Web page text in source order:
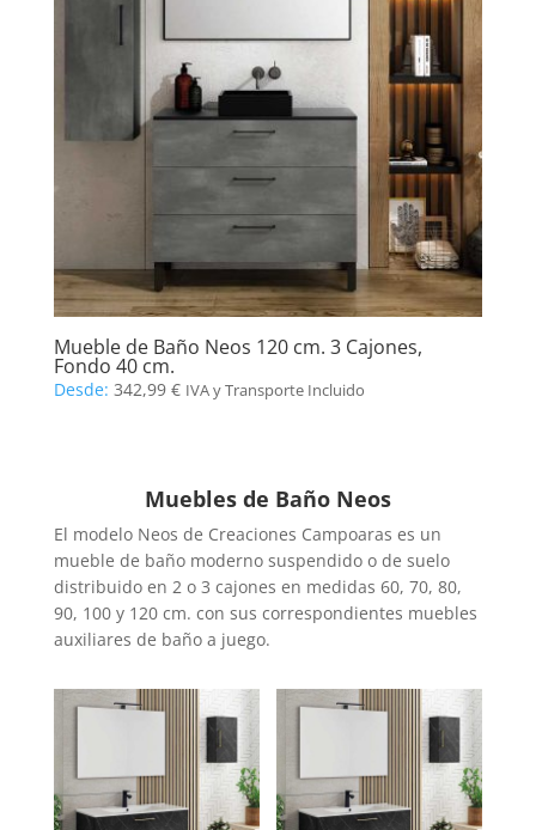
Mueble de Baño Neos 120 cm. 3 Cajones,
Fondo 40 cm.
Desde: 342,99 € IVA y Transporte Incluido
Muebles de Baño Neos
El modelo Neos de Creaciones Campoaras es un
mueble de baño moderno suspendido o de suelo
distribuido en 2 o 3 cajones en medidas 60, 70, 80,
90, 100 y 120 cm. con sus correspondientes muebles
auxiliares de baño a juego.